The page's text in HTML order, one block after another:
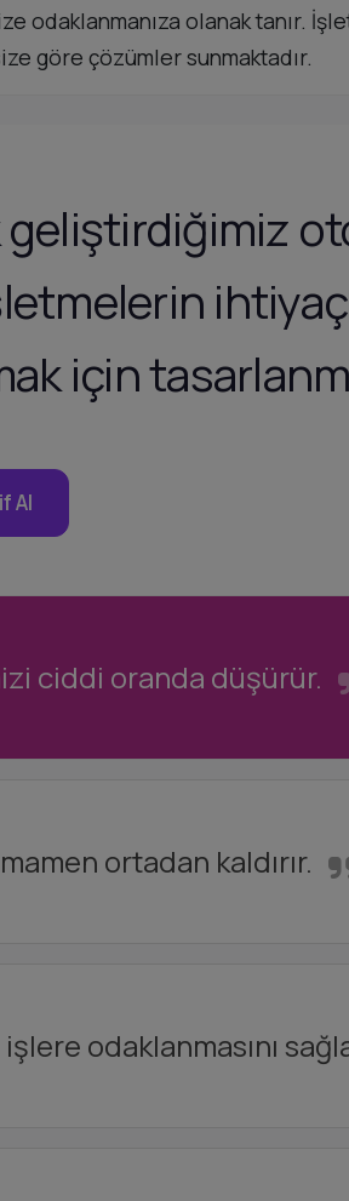
olanak tanır.
göre çözümler sunmaktadır.
ihtiyaç
için
Al
ciddi oranda düşürür.
ortadan kaldırır.
işlere odaklanmasını